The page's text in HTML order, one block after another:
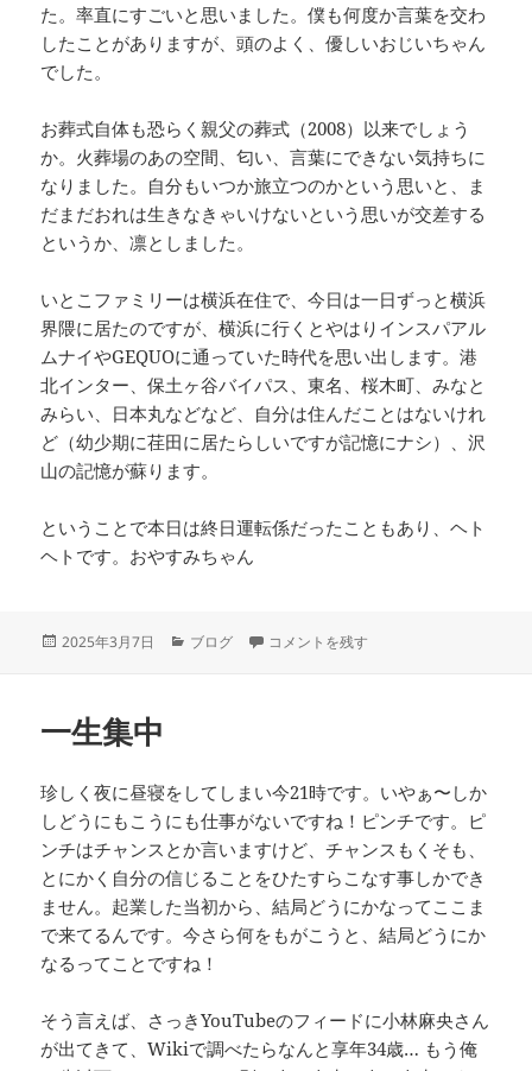
た。率直にすごいと思いました。僕も何度か言葉を交わ
したことがありますが、頭のよく、優しいおじいちゃん
でした。
お葬式自体も恐らく親父の葬式（2008）以来でしょう
か。火葬場のあの空間、匂い、言葉にできない気持ちに
なりました。自分もいつか旅立つのかという思いと、ま
だまだおれは生きなきゃいけないという思いが交差する
というか、凛としました。
いとこファミリーは横浜在住で、今日は一日ずっと横浜
界隈に居たのですが、横浜に行くとやはりインスパアル
ムナイやGEQUOに通っていた時代を思い出します。港
北インター、保土ヶ谷バイパス、東名、桜木町、みなと
みらい、日本丸などなど、自分は住んだことはないけれ
ど（幼少期に荏田に居たらしいですが記憶にナシ）、沢
山の記憶が蘇ります。
ということで本日は終日運転係だったこともあり、ヘト
ヘトです。おやすみちゃん
投
2025年3月7日
カ
ブログ Y浜 に
コメントを残す
一生集中
珍しく夜に昼寝をしてしまい今21時です。いやぁ〜しか
しどうにもこうにも仕事がないですね！ピンチです。ピ
ンチはチャンスとか言いますけど、チャンスもくそも、
とにかく自分の信じることをひたすらこなす事しかでき
ません。起業した当初から、結局どうにかなってここま
で来てるんです。今さら何をもがこうと、結局どうにか
なるってことですね！
そう言えば、さっきYouTubeのフィードに小林麻央さん
が出てきて、Wikiで調べたらなんと享年34歳… もう俺